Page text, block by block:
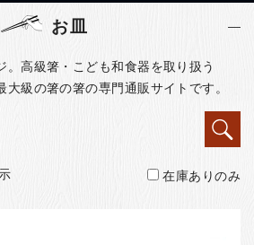
お皿
。高級箸・こども和食器を取り扱う
大級の箸の箸の専門通販サイトです。
在庫ありのみ